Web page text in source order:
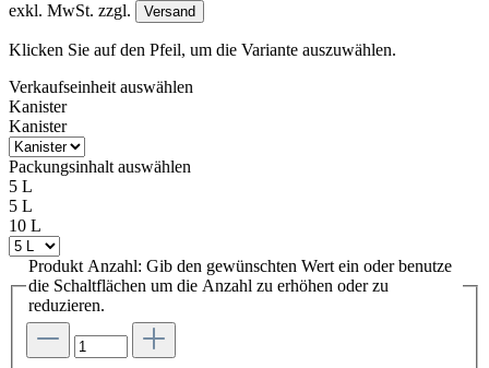
exkl. MwSt. zzgl. Versand
Klicken Sie auf den Pfeil, um die Variante auszuwählen.
Verkaufseinheit auswählen
Kanister
Kanister
Packungsinhalt auswählen
5 L
5 L
10 L
Produkt Anzahl: Gib den gewünschten Wert ein oder benutze
die Schaltflächen um die Anzahl zu erhöhen oder zu
reduzieren.